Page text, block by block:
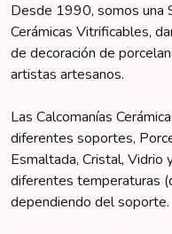
Desde 1990, somos una
Cerámicas Vitrificables,
de decoración de
artistas artesanos.
Las Calcomanías
diferentes soportes,
Esmaltada, Cristal, Vidrio
diferentes temperaturas
dependiendo del soporte.